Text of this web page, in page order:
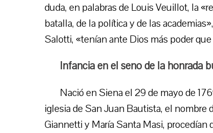
duda, en palabras de Louis Veuillot, la
batalla, de la política y de las
Salotti, «tenían ante Dios más poder
Infancia en el seno de la honrada
Nació en Siena el 29 de mayo de
iglesia de San Juan Bautista, el nombre
Giannetti y María Santa Masi, procedían